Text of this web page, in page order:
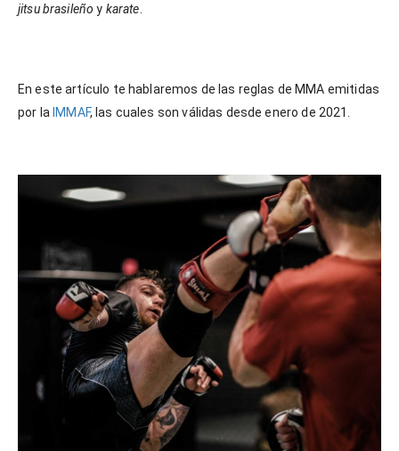
jitsu brasileñoy karate
En este artículo te hablaremos de las reglas de MMA emitidas
por la IMMAF, las cuales son válidas desde enero de 2021.